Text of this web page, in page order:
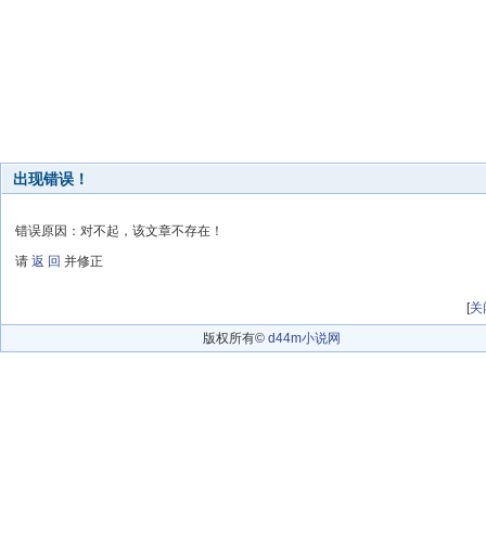
出现错误！
错误原因：对不起，该文章不存在！
请 返 回 并修正
[关
版权所有© d44m小说网